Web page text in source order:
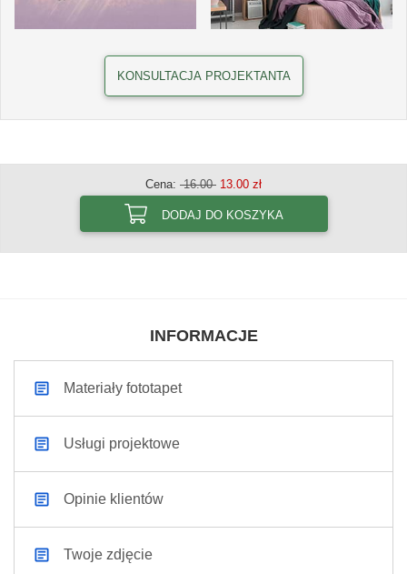
KONSULTACJA PROJEKTANTA
Cena: 16.00 13.00 zł
DODAJ DO KOSZYKA
INFORMACJE
Materiały fototapet
Usługi projektowe
Opinie klientów
Twoje zdjęcie